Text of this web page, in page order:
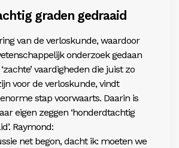
graden ­gedraaid
van de verloskunde, waardoor
onderzoek gedaan
vaardigheden die juist zo
voor de verloskunde, vindt
stap voorwaarts. Daarin is
eigen zeggen ‘honderdtachtig
Raymond:
net begon, dacht ik: moeten we